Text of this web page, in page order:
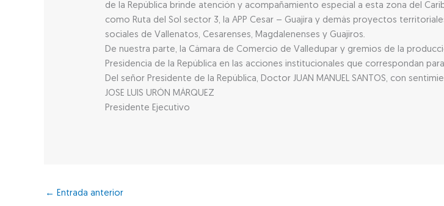
de la República brinde atención y acompañamiento especial a esta zona del
como Ruta del Sol sector 3, la APP Cesar – Guajira y demás proyectos
sociales de Vallenatos, Cesarenses, Magdalenenses y Guajiros.
De nuestra parte, la Cámara de Comercio de Valledupar y gremios de la
Presidencia de la República en las acciones institucionales que correspondan
Del señor Presidente de la República, Doctor JUAN MANUEL SANTOS, con
JOSE LUIS URÓN MÁRQUEZ
Presidente Ejecutivo
← Entrada anterior